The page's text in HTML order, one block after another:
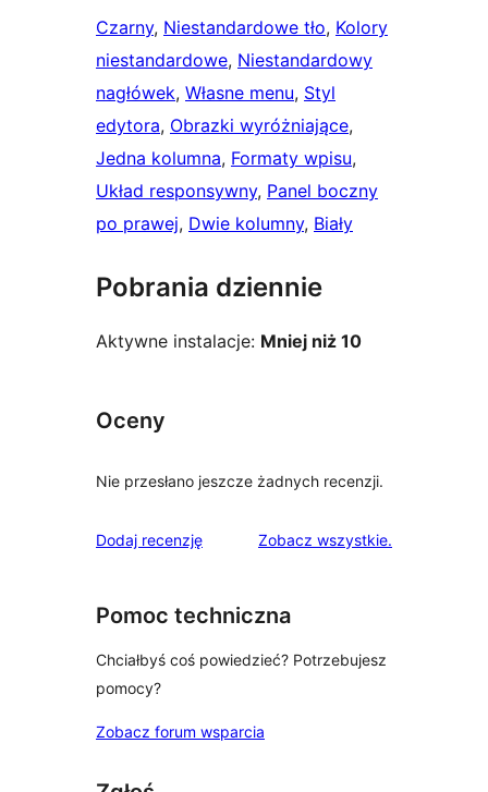
Czarny, Niestandardowe tło, Kolory
niestandardowe, Niestandardowy
nagłówek, Własne menu, Styl
edytora, Obrazki wyróżniające
Jedna kolumna, Formaty wpisu
Układ responsywny, Panel boczny
po prawej, Dwie kolumny, Biały
Pobrania dziennie
Aktywne instalacje: Mniej niż 10
Oceny
Nie przesłano jeszcze żadnych recenzji.
Dodaj recenzję Zobacz wszystkierecenzje
.
Pomoc techniczna
Chciałbyś coś powiedzieć? Potrzebujesz
pomocy?
Zobacz forum wsparcia